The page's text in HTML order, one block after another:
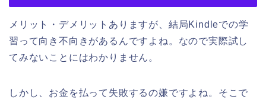
メリット・デメリットありますが、結局Kindleでの学
習って向き不向きがあるんですよね。なので実際試し
てみないことにはわかりません。
しかし、お金を払って失敗するの嫌ですよね。そこで